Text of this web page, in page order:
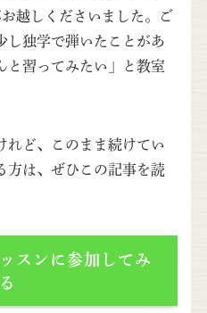
越しくださいました。ご
し独学で弾いたことがあ
と習ってみたい」と教室
れど、このまま続けてい
は、ぜひこの記事を読
スンに参加してみ
る